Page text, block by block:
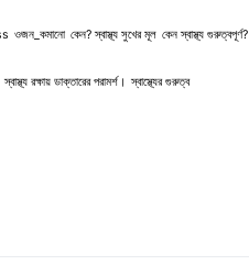
ওজন_কমানো কেন? স্বাস্থ্য সুখের মূল কেন স্বাস্থ্য গুরুত্বপূর্ণ?
স্বাস্থ্য রক্ষায় ডাক্তারের পরামর্শ। স্বাস্থ্যের গুরুত্ব